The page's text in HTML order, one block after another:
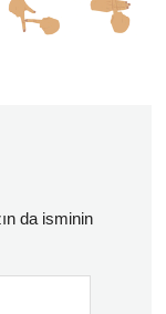
da isminin